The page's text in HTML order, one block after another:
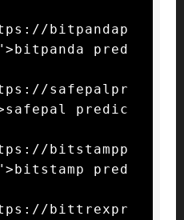
bitpandap
pred
safepalpr
predic
bitstampp
pred
bittrexpr